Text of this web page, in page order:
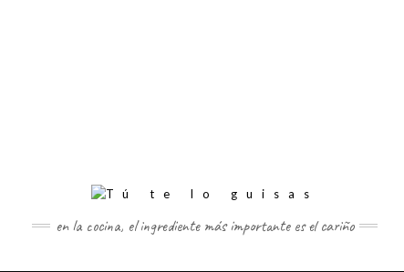
en la cocina, el ingrediente más importante es el cariño